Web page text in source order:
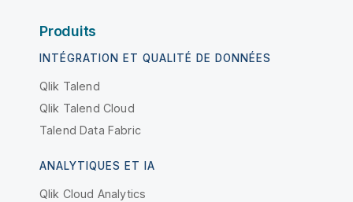
Produits
INTÉGRATION ET QUALITÉ DE DONNÉES
Qlik Talend
Qlik Talend Cloud
Talend Data Fabric
ANALYTIQUES ET IA
Qlik Cloud Analytics